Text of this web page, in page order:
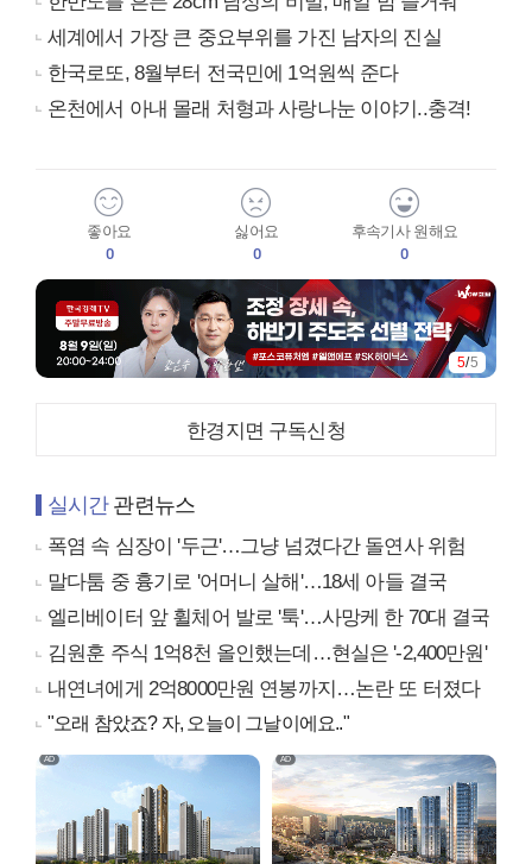
세계에서 가장 큰 중요부위를 가진 남자의 진실
한국로또, 8월부터 전국민에 1억원씩 준다
온천에서 아내 몰래 처형과 사랑나눈 이야기..충격!
좋아요
0
싫어요
0
후속기사 원해요
0
5/5
한경지면 구독신청
실시간관련뉴스
폭염 속 심장이 '두근'…그냥 넘겼다간 돌연사 위험
말다툼 중 흉기로 '어머니 살해'…18세 아들 결국
엘리베이터 앞 휠체어 발로 '툭'…사망케 한 70대 결국
김원훈 주식 1억8천 올인했는데…현실은 '-2,400만원'
내연녀에게 2억8000만원 연봉까지…논란 또 터졌다
"오래 참았죠? 자, 오늘이 그날이에요.."